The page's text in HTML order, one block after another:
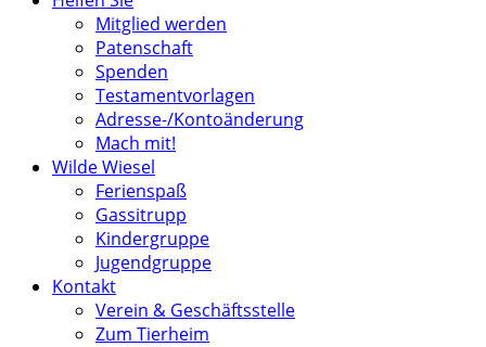
Mitglied werden
Patenschaft
Spenden
Testamentvorlagen
Adresse-/Kontoänderung
Mach mit!
Wilde Wiesel
Ferienspaß
Gassitrupp
Kindergruppe
Jugendgruppe
Kontakt
Verein & Geschäftsstelle
Zum Tierheim